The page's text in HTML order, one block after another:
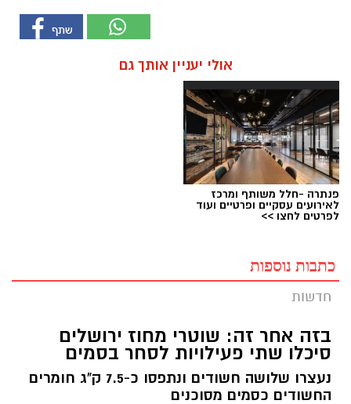
אולי יעניין אותך גם
פנתרה -חלל משותף ומרכז
לאירועים עסקיים ופרטיים ועוד
לפרטים לחצו >>
כתבות נוספות
חדשות
בזה אחר זה: שוטרי מחוז ירושלים
סיכלו שתי פעילויות לסחר בסמים
נעצרו שלושה חשודים ונתפסו כ-7.5 ק"ג חומרים
החשודים כסמים מסוכנים